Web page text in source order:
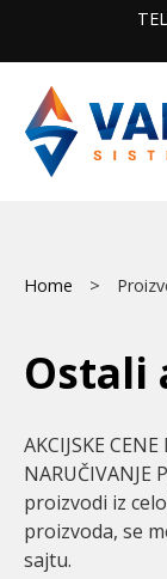
content
Main
Home
Ostali
AKCIJSKE
NARUČIVANJE
proizvodi iz
proizvoda, se
sajtu.